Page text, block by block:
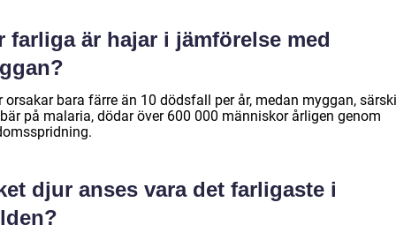
farliga är hajar i jämförelse med
orsakar bara färre än 10 dödsfall per år, medan myggan,
på malaria, dödar över 600 000 människor årligen genom
djur anses vara det farligaste i